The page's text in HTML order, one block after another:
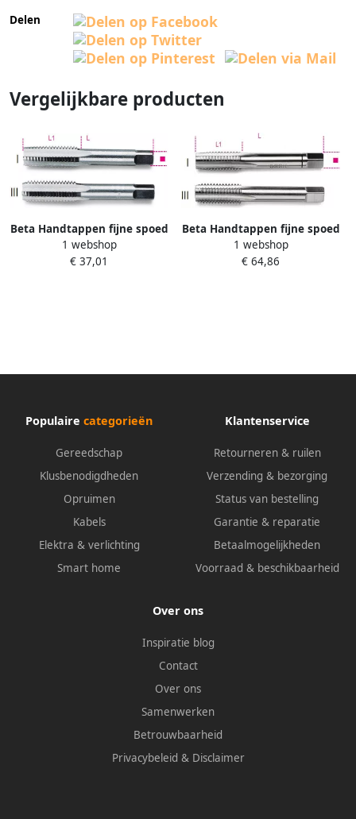
Delen
Vergelijkbare producten
Beta Handtappen fijne spoed
metrische draad verchroomd
staal 433 18X2 004330223
1 webshop
€ 37,01
Beta Handtappen fijne spoed
metrische draad HSS 434
20X2 004340028
1 webshop
€ 64,86
Populaire categorieën
Gereedschap
Klusbenodigdheden
Opruimen
Kabels
Elektra & verlichting
Smart home
Klantenservice
Retourneren & ruilen
Verzending & bezorging
Status van bestelling
Garantie & reparatie
Betaalmogelijkheden
Voorraad & beschikbaarheid
Over ons
Inspiratie blog
Contact
Over ons
Samenwerken
Betrouwbaarheid
Privacybeleid & Disclaimer